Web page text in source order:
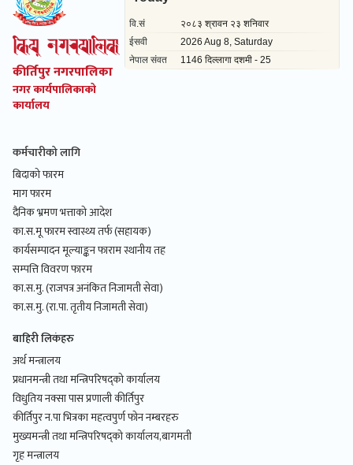
कीर्तिपुर नगरपालिका
नगर कार्यपालिकाको
कार्यालय
कर्मचारीको लागि
बिदाको फारम
माग फारम
दैनिक भ्रमण भत्ताको आदेश
का.स.मू फारम स्वास्थ्य तर्फ (सहायक)
कार्यसम्पादन मूल्याङ्कन फाराम स्थानीय तह
सम्पत्ति विवरण फारम
का.स.मु. (राजपत्र अनंकित निजामती सेवा)
का.स.मु. (रा.पा. तृतीय निजामती सेवा)
बाहिरी लिकंहरु
अर्थ मन्त्रालय
प्रधानमन्त्री तथा मन्त्रिपरिषद्को कार्यालय
विधुतिय नक्सा पास प्रणाली कीर्तिपुर
कीर्तिपुर न.पा भित्रका महत्वपुर्ण फोन नम्बरहरु
मुख्यमन्त्री तथा मन्त्रिपरिषद्को कार्यालय,बागमती
गृह मन्त्रालय